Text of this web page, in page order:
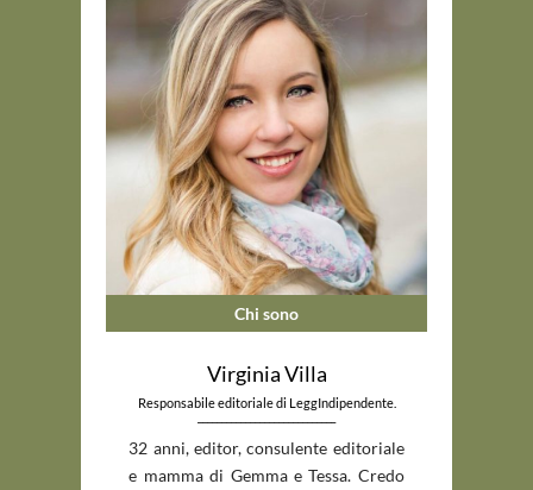
Chi sono
Virginia Villa
Responsabile editoriale di LeggIndipendente.
_____________________________
32 anni, editor, consulente editoriale
e mamma di Gemma e Tessa. Credo